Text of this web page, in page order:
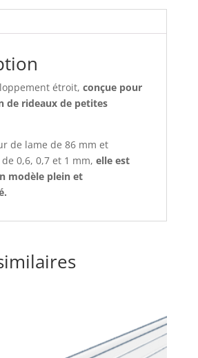
étroit, conçue pour
de rideaux de petites
de lame de 86 mm et
de 0,6, 0,7 et 1 mm, elle est
modèle plein et